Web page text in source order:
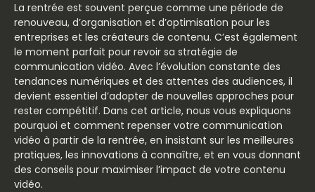
La rentrée est souvent perçue comme une période de
renouveau, d’organisation et d’optimisation pour les
entreprises et les créateurs de contenu. C’est également
le moment parfait pour revoir sa stratégie de
communication vidéo. Avec l’évolution constante des
tendances numériques et des attentes des audiences, il
devient essentiel d’adopter de nouvelles approches pour
rester compétitif. Dans cet article, nous vous expliquons
pourquoi et comment repenser votre communication
vidéo à partir de la rentrée, en insistant sur les meilleures
pratiques, les innovations à connaître, et en vous donnant
des conseils pour maximiser l’impact de votre contenu
vidéo.